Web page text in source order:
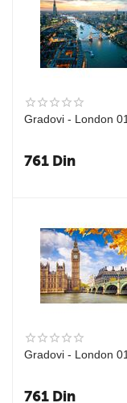
Gradovi - London
761 Din
Gradovi - London
761 Din